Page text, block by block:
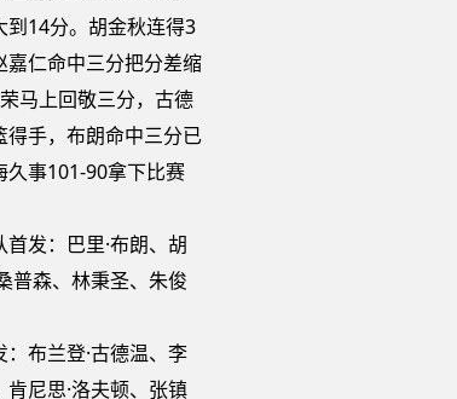
到14分。胡金秋连得3
嘉仁命中三分把分差缩
马上回敬三分，古德
得手，布朗命中三分已
久事101-90拿下比赛
发：巴里·布朗、胡
普森、林秉圣、朱俊
布兰登·古德温、李
尼思·洛夫顿、张镇